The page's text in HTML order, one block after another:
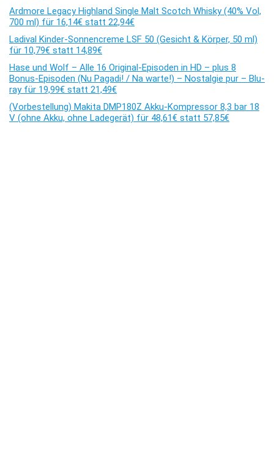
Ardmore Legacy Highland Single Malt Scotch Whisky (40% Vol,
700 ml) für 16,14€ statt 22,94€
Ladival Kinder-Sonnencreme LSF 50 (Gesicht & Körper, 50 ml)
für 10,79€ statt 14,89€
Hase und Wolf – Alle 16 Original-Episoden in HD – plus 8
Bonus-Episoden (Nu Pagadi! / Na warte!) – Nostalgie pur – Blu-
ray für 19,99€ statt 21,49€
(Vorbestellung) Makita DMP180Z Akku-Kompressor 8,3 bar 18
V (ohne Akku, ohne Ladegerät) für 48,61€ statt 57,85€